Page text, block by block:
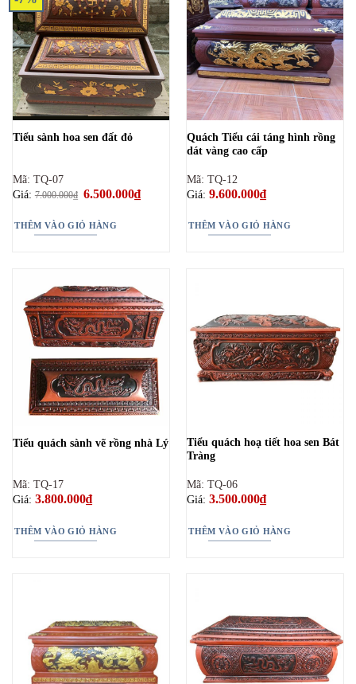
Tiểu sành hoa sen đất đỏ
Mã: TQ-07
Giá:7.000.000₫ Giá
gốc
7.000.000₫.
6.500.000₫Giá
hiện
THÊM VÀO GIỎ HÀNG
Quách Tiểu cái táng hình rồng
dát vàng cao cấp
Mã: TQ-12
Giá: 9.600.000₫
THÊM VÀO GIỎ HÀNG
Tiểu quách sành vẽ rồng nhà Lý
Mã: TQ-17
Giá: 3.800.000₫
THÊM VÀO GIỎ HÀNG
Tiểu quách hoạ tiết hoa sen Bát
Tràng
Mã: TQ-06
Giá: 3.500.000₫
THÊM VÀO GIỎ HÀNG